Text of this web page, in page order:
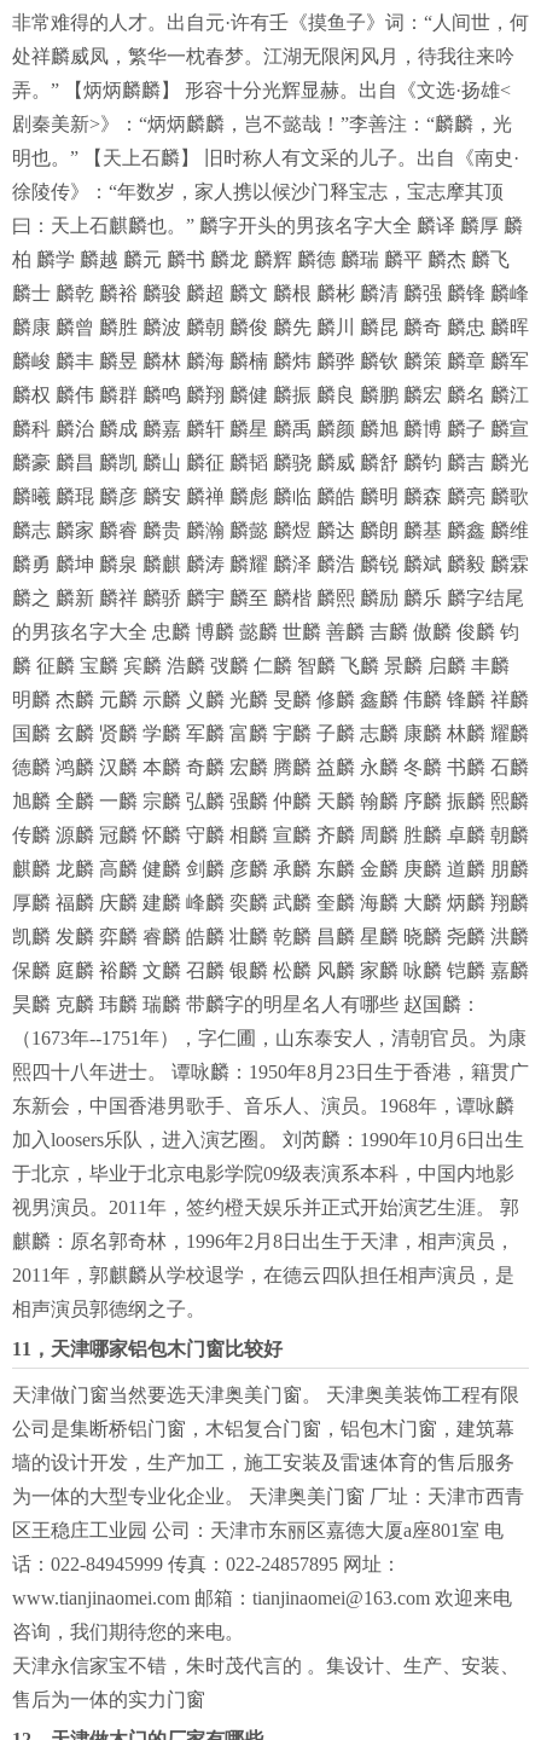
非常难得的人才。出自元·许有壬《摸鱼子》词：“人间世，何
处祥麟威凤，繁华一枕春梦。江湖无限闲风月，待我往来吟
弄。” 【炳炳麟麟】 形容十分光辉显赫。出自《文选·扬雄<
剧秦美新>》：“炳炳麟麟，岂不懿哉！”李善注：“麟麟，光
明也。” 【天上石麟】 旧时称人有文采的儿子。出自《南史·
徐陵传》：“年数岁，家人携以候沙门释宝志，宝志摩其顶
曰：天上石麒麟也。” 麟字开头的男孩名字大全 麟译 麟厚 麟
柏 麟学 麟越 麟元 麟书 麟龙 麟辉 麟德 麟瑞 麟平 麟杰 麟飞
麟士 麟乾 麟裕 麟骏 麟超 麟文 麟根 麟彬 麟清 麟强 麟锋 麟峰
麟康 麟曾 麟胜 麟波 麟朝 麟俊 麟先 麟川 麟昆 麟奇 麟忠 麟晖
麟峻 麟丰 麟昱 麟林 麟海 麟楠 麟炜 麟骅 麟钦 麟策 麟章 麟军
麟权 麟伟 麟群 麟鸣 麟翔 麟健 麟振 麟良 麟鹏 麟宏 麟名 麟江
麟科 麟治 麟成 麟嘉 麟轩 麟星 麟禹 麟颜 麟旭 麟博 麟子 麟宣
麟豪 麟昌 麟凯 麟山 麟征 麟韬 麟骁 麟威 麟舒 麟钧 麟吉 麟光
麟曦 麟琨 麟彦 麟安 麟禅 麟彪 麟临 麟皓 麟明 麟森 麟亮 麟歌
麟志 麟家 麟睿 麟贵 麟瀚 麟懿 麟煜 麟达 麟朗 麟基 麟鑫 麟维
麟勇 麟坤 麟泉 麟麒 麟涛 麟耀 麟泽 麟浩 麟锐 麟斌 麟毅 麟霖
麟之 麟新 麟祥 麟骄 麟宇 麟至 麟楷 麟熙 麟励 麟乐 麟字结尾
的男孩名字大全 忠麟 博麟 懿麟 世麟 善麟 吉麟 傲麟 俊麟 钧
麟 征麟 宝麟 宾麟 浩麟 弢麟 仁麟 智麟 飞麟 景麟 启麟 丰麟
明麟 杰麟 元麟 示麟 义麟 光麟 旻麟 修麟 鑫麟 伟麟 锋麟 祥麟
国麟 玄麟 贤麟 学麟 军麟 富麟 宇麟 子麟 志麟 康麟 林麟 耀麟
德麟 鸿麟 汉麟 本麟 奇麟 宏麟 腾麟 益麟 永麟 冬麟 书麟 石麟
旭麟 全麟 一麟 宗麟 弘麟 强麟 仲麟 天麟 翰麟 序麟 振麟 熙麟
传麟 源麟 冠麟 怀麟 守麟 相麟 宣麟 齐麟 周麟 胜麟 卓麟 朝麟
麒麟 龙麟 高麟 健麟 剑麟 彦麟 承麟 东麟 金麟 庚麟 道麟 朋麟
厚麟 福麟 庆麟 建麟 峰麟 奕麟 武麟 奎麟 海麟 大麟 炳麟 翔麟
凯麟 发麟 弈麟 睿麟 皓麟 壮麟 乾麟 昌麟 星麟 晓麟 尧麟 洪麟
保麟 庭麟 裕麟 文麟 召麟 银麟 松麟 风麟 家麟 咏麟 铠麟 嘉麟
昊麟 克麟 玮麟 瑞麟 带麟字的明星名人有哪些 赵国麟：
（1673年--1751年），字仁圃，山东泰安人，清朝官员。为康
熙四十八年进士。 谭咏麟：1950年8月23日生于香港，籍贯广
东新会，中国香港男歌手、音乐人、演员。1968年，谭咏麟
加入loosers乐队，进入演艺圈。 刘芮麟：1990年10月6日出生
于北京，毕业于北京电影学院09级表演系本科，中国内地影
视男演员。2011年，签约橙天娱乐并正式开始演艺生涯。 郭
麒麟：原名郭奇林，1996年2月8日出生于天津，相声演员，
2011年，郭麒麟从学校退学，在德云四队担任相声演员，是
相声演员郭德纲之子。
11，天津哪家铝包木门窗比较好
天津做门窗当然要选天津奥美门窗。 天津奥美装饰工程有限
公司是集断桥铝门窗，木铝复合门窗，铝包木门窗，建筑幕
墙的设计开发，生产加工，施工安装及雷速体育的售后服务
为一体的大型专业化企业。 天津奥美门窗 厂址：天津市西青
区王稳庄工业园 公司：天津市东丽区嘉德大厦a座801室 电
话：022-84945999 传真：022-24857895 网址：
www.tianjinaomei.com 邮箱： tianjinaomei@163.com 欢迎来电
咨询，我们期待您的来电。
天津永信家宝不错，朱时茂代言的 。集设计、生产、安装、
售后为一体的实力门窗